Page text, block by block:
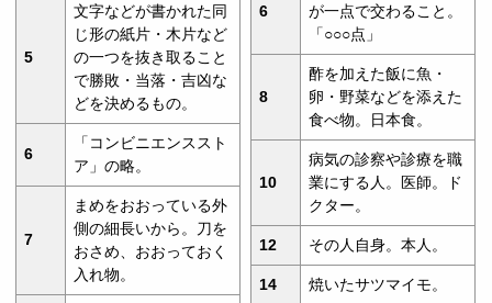
5
文字などが書かれた同
じ形の紙片・木片など
の一つを抜き取ること
で勝敗・当落・吉凶な
どを決めるもの。
6
「コンビニエンススト
ア」の略。
7
まめをおおっている外
側の細長いから。刀を
おさめ、おおっておく
入れ物。
6
が一点で交わること。
「○○○点」
8
酢を加えた飯に魚・
卵・野菜などを添えた
食べ物。日本食。
10
病気の診察や診療を職
業にする人。医師。ド
クター。
12 その人自身。本人。
14 焼いたサツマイモ。